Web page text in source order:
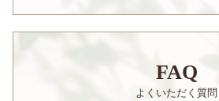
FAQ
よくいただく質問